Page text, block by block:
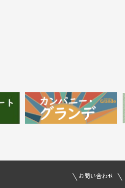
お問い合わせ